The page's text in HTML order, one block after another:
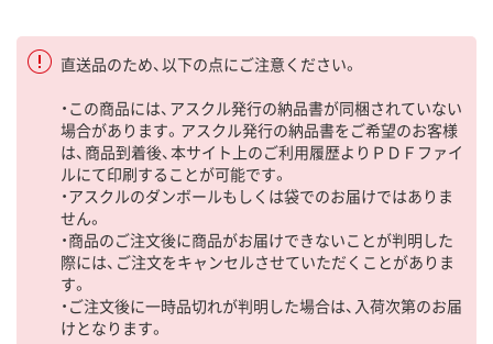
直送品のため、以下の点にご注意ください。
・この商品には、アスクル発行の納品書が同梱されていない
場合があります。アスクル発行の納品書をご希望のお客様
は、商品到着後、本サイト上のご利用履歴よりＰＤＦファイ
ルにて印刷することが可能です。
・アスクルのダンボールもしくは袋でのお届けではありま
せん。
・商品のご注文後に商品がお届けできないことが判明した
際には、ご注文をキャンセルさせていただくことがありま
す。
・ご注文後に一時品切れが判明した場合は、入荷次第のお届
けとなります。